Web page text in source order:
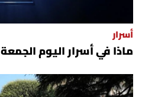
أسرار
ماذا في أسرار اليوم الجمعة 07-08-2026؟